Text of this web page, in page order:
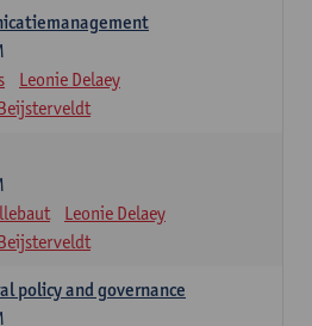
Leonie Delaey
Leonie Delaey
policy and governance